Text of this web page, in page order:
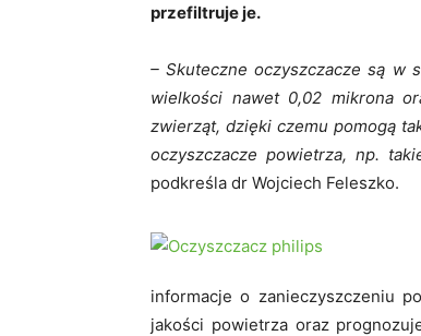
przefiltruje je.
– Skuteczne oczyszczacze są w
wielkości nawet 0,02 mikrona
zwierząt, dzięki czemu pomogą
oczyszczacze powietrza, np.
podkreśla dr Wojciech Feleszko.
informacje o zanieczyszczeniu
jakości powietrza oraz